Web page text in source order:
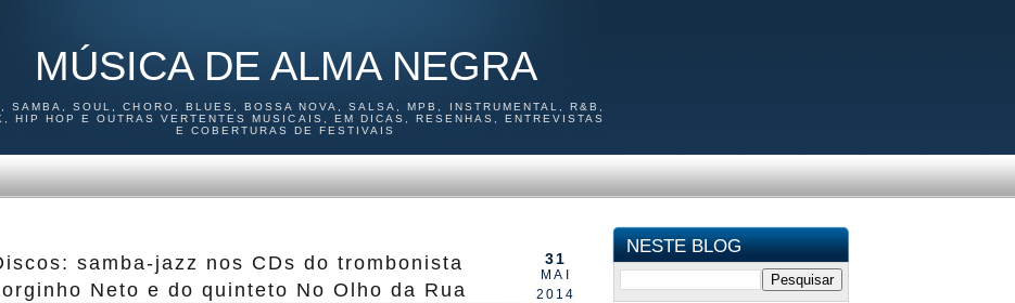
MÚSICA DE ALMA NEGRA
SAMBA, SOUL, CHORO, BLUES, BOSSA NOVA, SALSA, MPB, INSTRUMENTAL, R&B,
HIP HOP E OUTRAS VERTENTES MUSICAIS, EM DICAS, RESENHAS, ENTREVISTAS
E COBERTURAS DE FESTIVAIS
31
MAI
2014
samba-jazz nos CDs do trombonista
Neto e do quinteto No Olho da Rua
NESTE BLOG